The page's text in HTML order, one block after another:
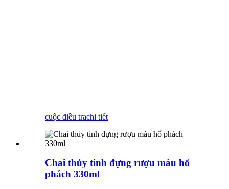
cuộc điều trachi tiết
Chai thủy tinh đựng rượu màu hổ
phách 330ml